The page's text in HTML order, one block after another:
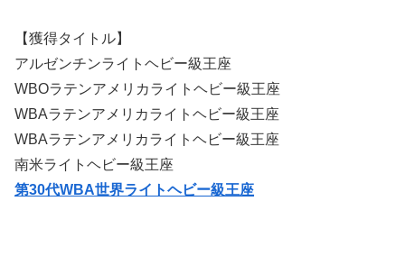
【獲得タイトル】
アルゼンチンライトヘビー級王座
WBOラテンアメリカライトヘビー級王座
WBAラテンアメリカライトヘビー級王座
WBAラテンアメリカライトヘビー級王座
南米ライトヘビー級王座
第30代WBA世界ライトヘビー級王座